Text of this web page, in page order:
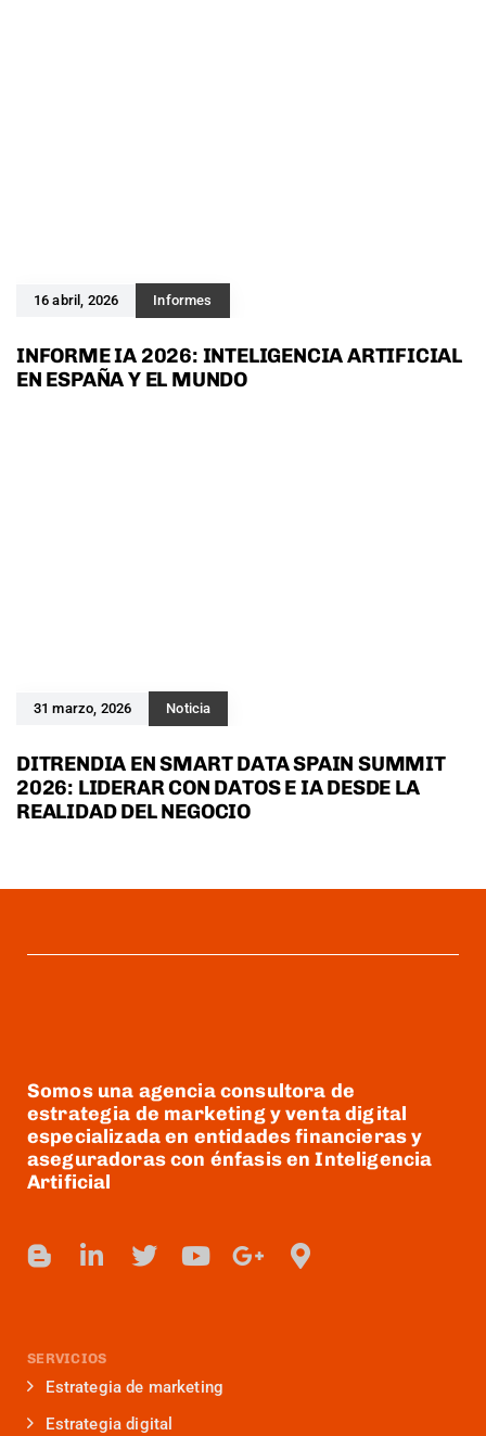
16 abril, 2026 Informes
INFORME IA 2026: INTELIGENCIA ARTIFICIAL
EN ESPAÑA Y EL MUNDO
31 marzo, 2026 Noticia
DITRENDIA EN SMART DATA SPAIN SUMMIT
2026: LIDERAR CON DATOS E IA DESDE LA
REALIDAD DEL NEGOCIO
Somos una agencia consultora de
estrategia de marketing y venta digital
especializada en entidades financieras y
aseguradoras con énfasis en Inteligencia
Artificial
SERVICIOS
Estrategia de marketing
Estrategia digital